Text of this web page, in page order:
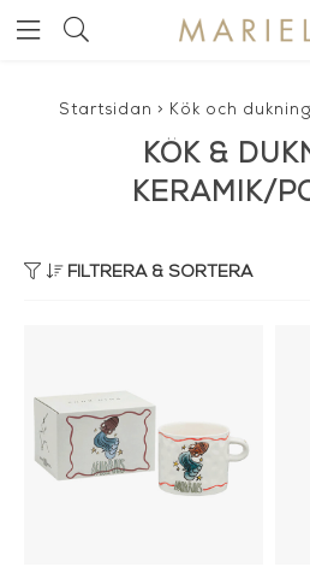
Startsidan > Kök och dukning
KÖK &
KERAMIK/
FILTRERA & SORTERA